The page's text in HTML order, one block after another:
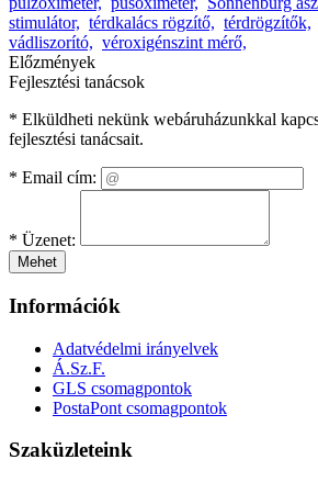
stimulátor, térdkalács rögzítő, térdrögzítők,
vádliszorító, véroxigénszint mérő,
Előzmények
Fejlesztési tanácsok
* Elküldheti nekünk webáruházunkkal
fejlesztési tanácsait.
* Email cím:
* Üzenet:
Mehet
Információk
Adatvédelmi irányelvek
Á.Sz.F.
GLS csomagpontok
PostaPont csomagpontok
Szaküzleteink